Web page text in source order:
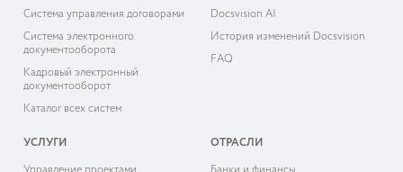
Система управления договорами
Система электронного
документооборота
Кадровый электронный
документооборот
Каталог всех систем
Docsvision AI
История изменений Docsvision
FAQ
УСЛУГИ ОТРАСЛИ